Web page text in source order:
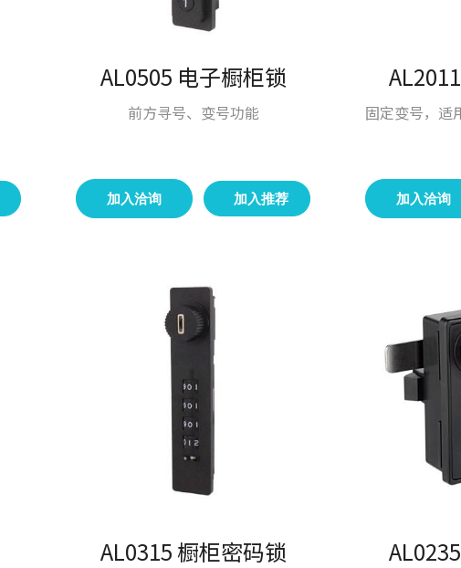
AL0505 电子橱柜锁
前方寻号、变号功能
加入洽询 加入推荐
固定变号，适
加入洽询
AL0315 橱柜密码锁